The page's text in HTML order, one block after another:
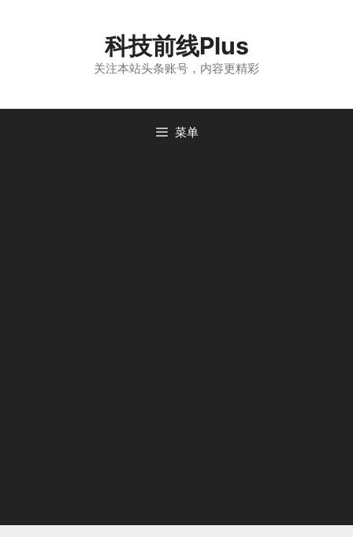
科技前线Plus
关注本站头条账号，内容更精彩
菜单